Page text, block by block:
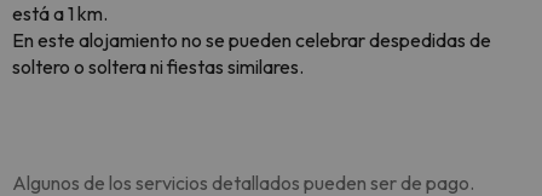
está a 1 km.
En este alojamiento no se pueden celebrar despedidas de
soltero o soltera ni fiestas similares.
Algunos de los servicios detallados pueden ser de pago.